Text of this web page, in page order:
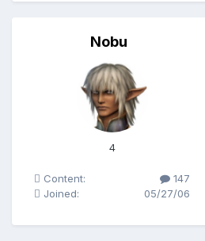
Nobu
4
Content:
147
Joined:
05/27/06